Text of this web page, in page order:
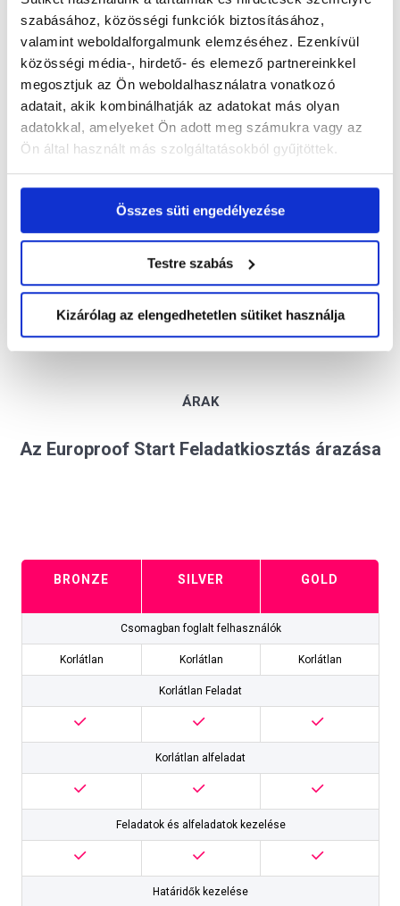
szabásához, közösségi funkciók biztosításához,
valamint weboldalforgalmunk elemzéséhez. Ezenkívül
közösségi média-, hirdető- és elemező partnereinkkel
megosztjuk az Ön weboldalhasználatra vonatkozó
adatait, akik kombinálhatják az adatokat más olyan
adatokkal, amelyeket Ön adott meg számukra vagy az
Ön által használt más szolgáltatásokból gyűjtöttek.
Összes süti engedélyezése
Testre szabás
Kizárólag az elengedhetetlen sütiket használja
használatával az ügyfeleihez, projektjeihez
kötött feladatait is profi módon kezelheti.
Ne engedje, hogy egy elfelejtett e-mail vagy
találkozó álljon útjába az Ön sikeres
értékesítéseinek!
További információt CRM rendszerünkről itt
(link) talál
Kérdésem van!
Tetszik, regisztrálok
ÁRAK
Az Europroof Start Feladatkiosztás árazása
BRONZE SILVER GOLD
Csomagban foglalt felhasználók
Korlátlan Korlátlan Korlátlan
Korlátlan Feladat
Korlátlan alfeladat
Feladatok és alfeladatok kezelése
Határidők kezelése